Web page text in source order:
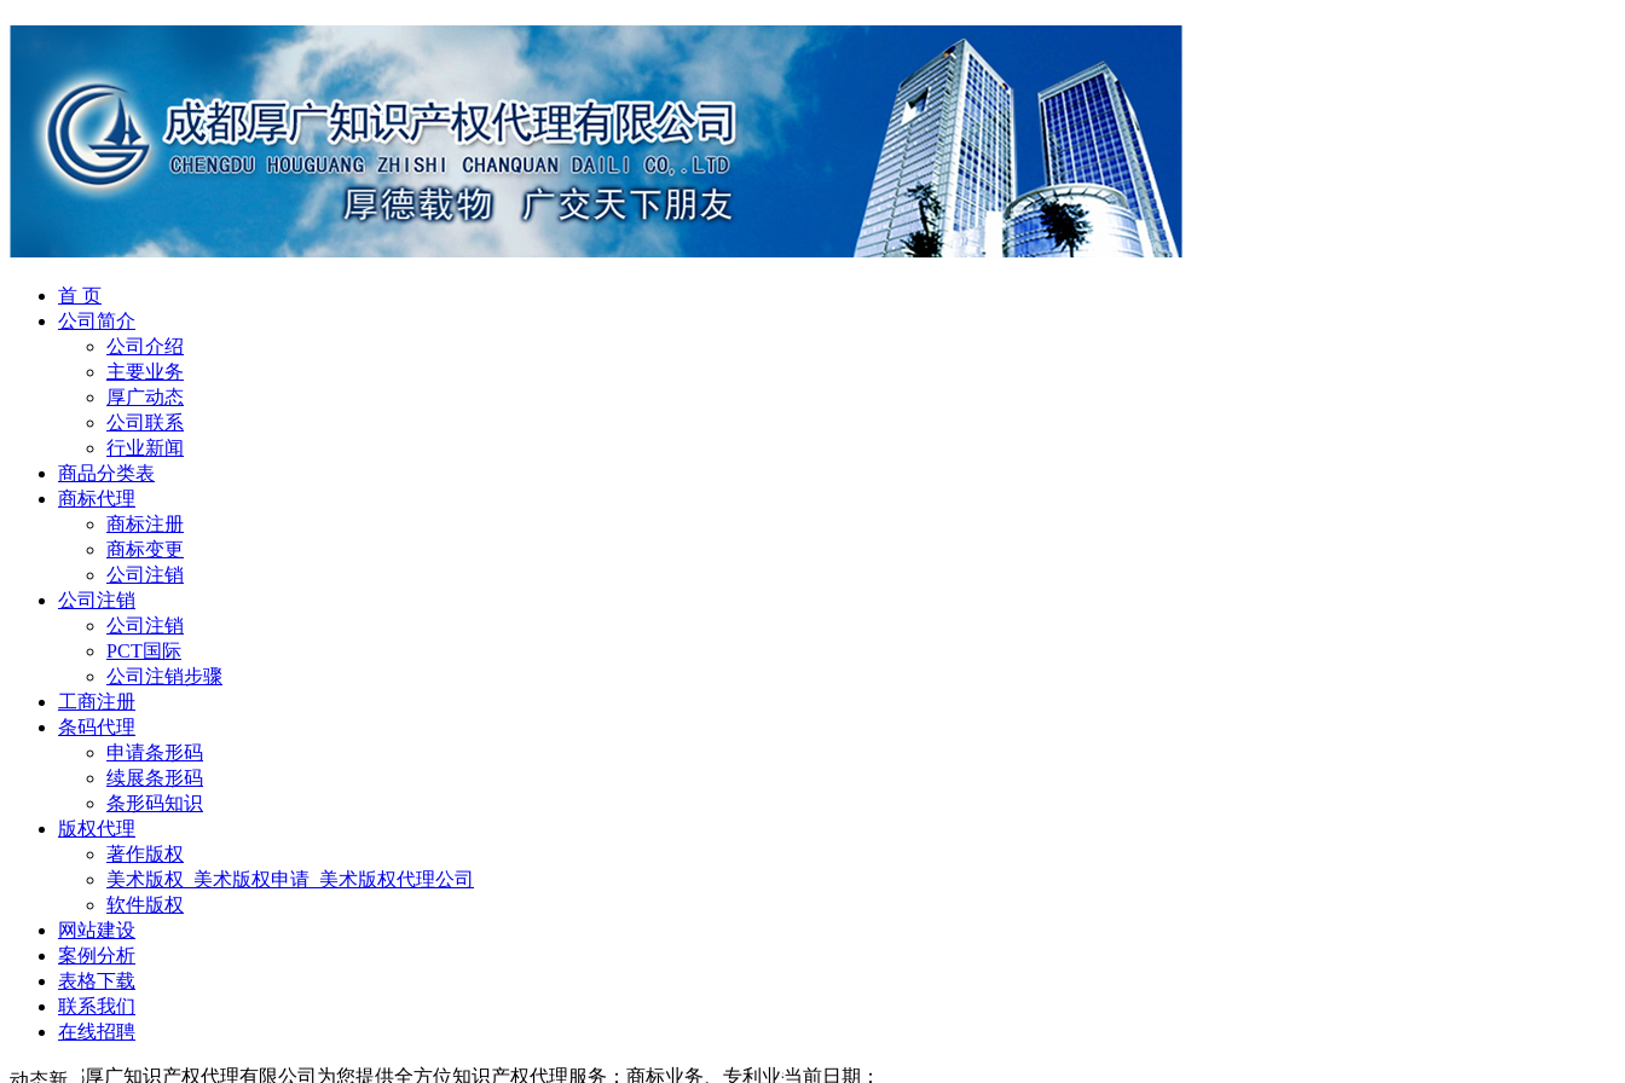
首 页
公司简介
公司介绍
主要业务
厚广动态
公司联系
行业新闻
商品分类表
商标代理
商标注册
商标变更
公司注销
公司注销
公司注销
PCT国际
公司注销步骤
工商注册
条码代理
申请条形码
续展条形码
条形码知识
版权代理
著作版权
美术版权_美术版权申请_美术版权代理公司
软件版权
网站建设
案例分析
表格下载
联系我们
在线招聘
厚广知识产权代理有限公司为您提供全方位知识产权代理服务：商标业务、专利业务、公司登记注册、版权登记、条形码业务等。欢迎垂询咨询热线：18008077028、13980977703、
当前日期：